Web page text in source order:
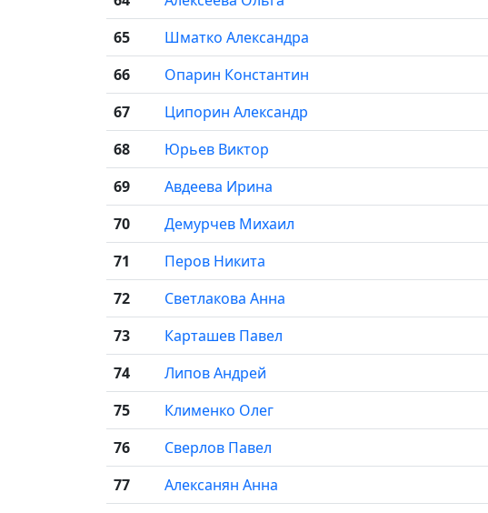
65
Шматко Александра
66
Опарин Константин
67
Ципорин Александр
68
Юрьев Виктор
69
Авдеева Ирина
70
Демурчев Михаил
71
Перов Никита
72
Светлакова Анна
73
Карташев Павел
74
Липов Андрей
75
Клименко Олег
76
Сверлов Павел
77
Алексанян Анна